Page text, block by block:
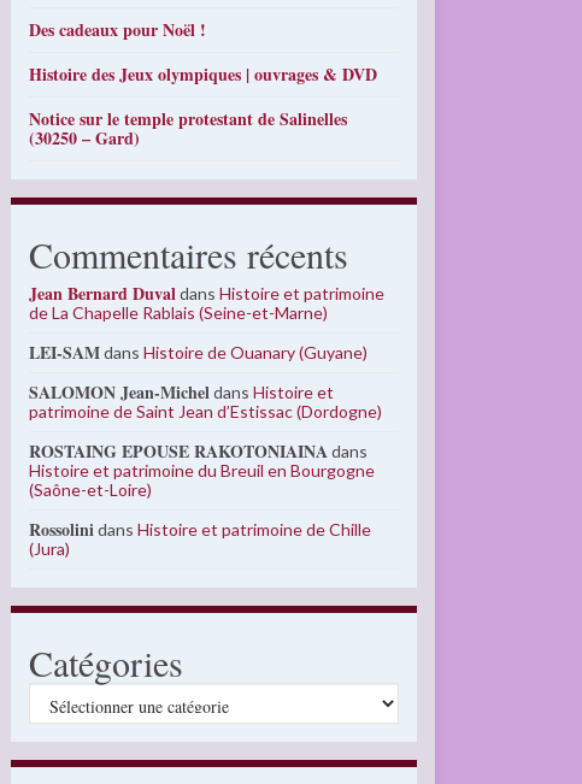
Des cadeaux pour Noël !
Histoire des Jeux olympiques | ouvrages & DVD
Notice sur le temple protestant de Salinelles
(30250 – Gard)
Commentaires récents
Jean Bernard DuvaldansHistoire et patrimoine
de La Chapelle Rablais (Seine-et-Marne)
LEI-SAMdansHistoire de Ouanary (Guyane)
SALOMON Jean-MicheldansHistoire et
patrimoine de Saint Jean d’Estissac (Dordogne)
ROSTAING EPOUSE RAKOTONIAINAdans
Histoire et patrimoine du Breuil en Bourgogne
(Saône-et-Loire)
RossolinidansHistoire et patrimoine de Chille
(Jura)
Catégories
Catégories